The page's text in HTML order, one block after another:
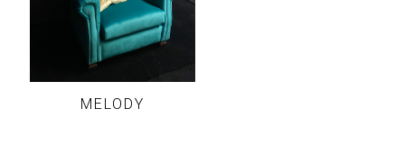
MELODY